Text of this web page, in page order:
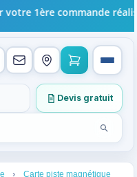
Tapez au moins 2
Lancer
Devis gratuit
1ère commande
Carte piste magnétique